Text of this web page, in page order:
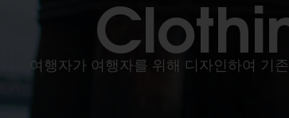
여행자가 여행자를 위해 디자인하여 기